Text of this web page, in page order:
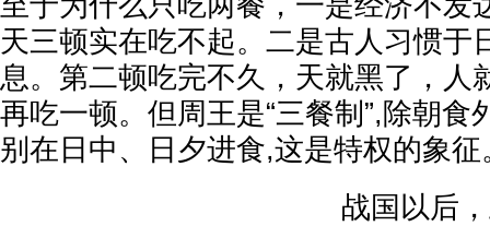
天三顿实在吃不起。二是古人习惯于
息。第二顿吃完不久，天就黑了，人
再吃一顿。但周王是“三餐制”,除朝食
别在日中、日夕进食,这是特权的象征
战国以后